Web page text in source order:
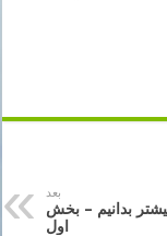
بعد
بدانیم – بخش
اول